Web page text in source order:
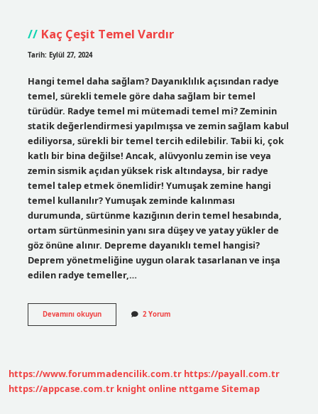
Kaç Çeşit Temel Vardır
Tarih: Eylül 27, 2024
Hangi temel daha sağlam? Dayanıklılık açısından radye
temel, sürekli temele göre daha sağlam bir temel
türüdür. Radye temel mi mütemadi temel mi? Zeminin
statik değerlendirmesi yapılmışsa ve zemin sağlam kabul
ediliyorsa, sürekli bir temel tercih edilebilir. Tabii ki, çok
katlı bir bina değilse! Ancak, alüvyonlu zemin ise veya
zemin sismik açıdan yüksek risk altındaysa, bir radye
temel talep etmek önemlidir! Yumuşak zemine hangi
temel kullanılır? Yumuşak zeminde kalınması
durumunda, sürtünme kazığının derin temel hesabında,
ortam sürtünmesinin yanı sıra düşey ve yatay yükler de
göz önüne alınır. Depreme dayanıklı temel hangisi?
Deprem yönetmeliğine uygun olarak tasarlanan ve inşa
edilen radye temeller,…
Devamını okuyunKaç
Çeşit
2 Yorum
https://www.forummadencilik.com.tr https://payall.com.tr
https://appcase.com.tr knight online nttgame Sitemap